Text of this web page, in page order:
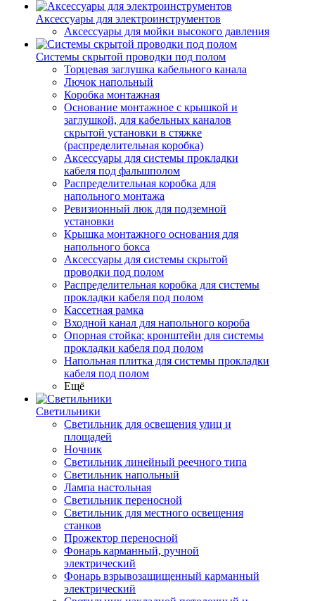
Аксессуары для электроинструментов
Аксессуары для мойки высокого давления
Системы скрытой проводки под полом
Торцевая заглушка кабельного канала
Лючок напольный
Коробка монтажная
Основание монтажное с крышкой и
заглушкой, для кабельных каналов
скрытой установки в стяжке
(распределительная коробка)
Аксессуары для системы прокладки
кабеля под фальшполом
Распределительная коробка для
напольного монтажа
Ревизионный люк для подземной
установки
Крышка монтажного основания для
напольного бокса
Аксессуары для системы скрытой
проводки под полом
Распределительная коробка для системы
прокладки кабеля под полом
Кассетная рамка
Входной канал для напольного короба
Опорная стойка; кронштейн для системы
прокладки кабеля под полом
Напольная плитка для системы прокладки
кабеля под полом
Ещё
Светильники
Светильник для освещения улиц и
площадей
Ночник
Светильник линейный реечного типа
Светильник напольный
Лампа настольная
Светильник переносной
Светильник для местного освещения
станков
Прожектор переносной
Фонарь карманный, ручной
электрический
Фонарь взрывозащищенный карманный
электрический